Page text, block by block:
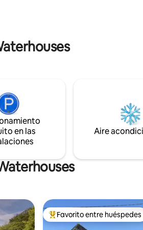
suman a la escapada
en las
Aire
Favorito entre huéspedes
Favorito entre huéspedes